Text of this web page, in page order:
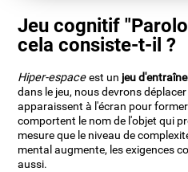
Jeu cognitif
cela consiste-t-il ?
Hiper-espaceest un jeu
dans le jeu, nous devrons
apparaissent à l'écran pour
comportent le nom de l'objet qui
mesure que le niveau de
mental augmente, les exigences
aussi.